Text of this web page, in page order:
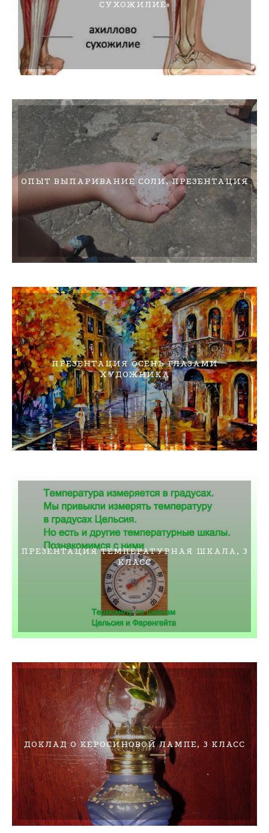
СУХОЖИЛИЕ»
ОПЫТ ВЫПАРИВАНИЕ СОЛИ, ПРЕЗЕНТАЦИЯ
ПРЕЗЕНТАЦИЯ ОСЕНЬ ГЛАЗАМИ
ХУДОЖНИКА
ПРЕЗЕНТАЦИЯ ТЕМПЕРАТУРНАЯ ШКАЛА, 3
КЛАСС
ДОКЛАД О КЕРОСИНОВОЙ ЛАМПЕ, 3 КЛАСС